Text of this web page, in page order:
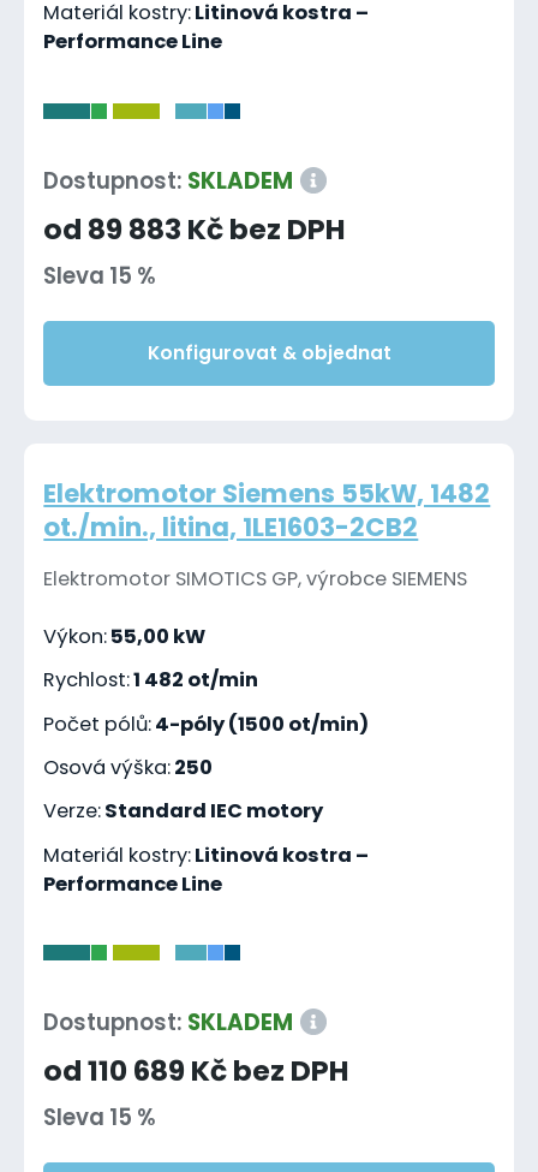
Materiál kostry:Litinová kostra –
Performance Line
Dostupnost: SKLADEM
od 89 883 Kč bez DPH
Sleva 15 %
Konfigurovat & objednat
Elektromotor Siemens 55kW, 1482
ot./min., litina, 1LE1603-2CB2
Elektromotor SIMOTICS GP, výrobce SIEMENS
Výkon:55,00 kW
Rychlost:1 482 ot/min
Počet pólů:4-póly (1500 ot/min)
Osová výška:250
Verze:Standard IEC motory
Materiál kostry:Litinová kostra –
Performance Line
Dostupnost: SKLADEM
od 110 689 Kč bez DPH
Sleva 15 %